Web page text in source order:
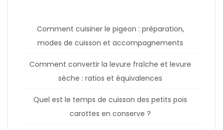
Comment cuisiner le pigeon : préparation,
modes de cuisson et accompagnements
Comment convertir la levure fraîche et levure
sèche : ratios et équivalences
Quel est le temps de cuisson des petits pois
carottes en conserve ?